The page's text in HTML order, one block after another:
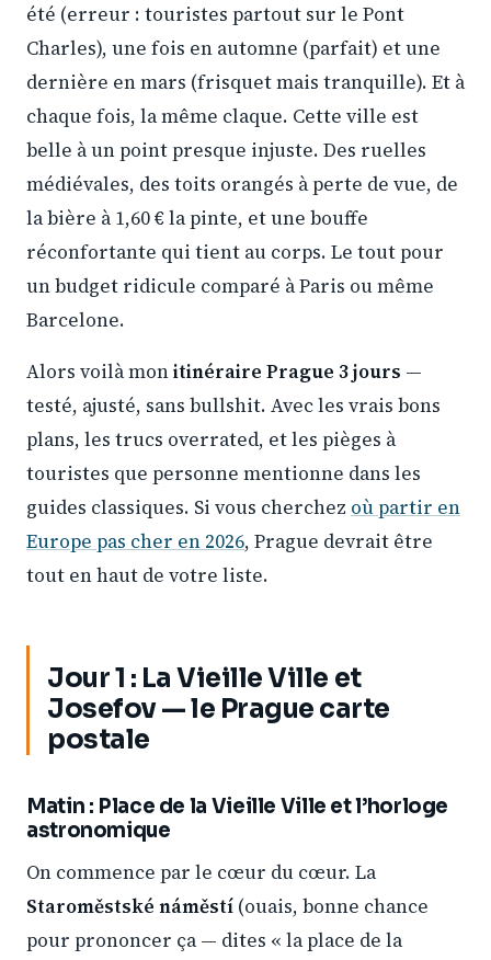
été (erreur : touristes partout sur le Pont
Charles), une fois en automne (parfait) et une
dernière en mars (frisquet mais tranquille). Et à
chaque fois, la même claque. Cette ville est
belle à un point presque injuste. Des ruelles
médiévales, des toits orangés à perte de vue, de
la bière à 1,60 € la pinte, et une bouffe
réconfortante qui tient au corps. Le tout pour
un budget ridicule comparé à Paris ou même
Barcelone.
Alors voilà monitinéraire Prague 3 jours —
testé, ajusté, sans bullshit. Avec les vrais bons
plans, les trucs overrated, et les pièges à
touristes que personne mentionne dans les
guides classiques. Si vous cherchez où partir en
Europe pas cher en 2026, Prague devrait être
tout en haut de votre liste.
Jour 1 : La Vieille Ville et
Josefov — le Prague carte
postale
Matin : Place de la Vieille Ville et l’horloge
astronomique
On commence par le cœur du cœur. La
Staroměstské náměstí (ouais, bonne chance
pour prononcer ça — dites « la place de la